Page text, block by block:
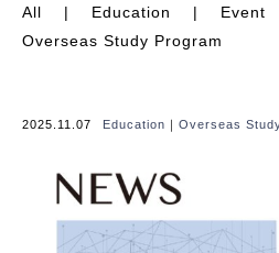
All Education Event
Overseas Study Program
2025.11.07 Education ｜ Overseas